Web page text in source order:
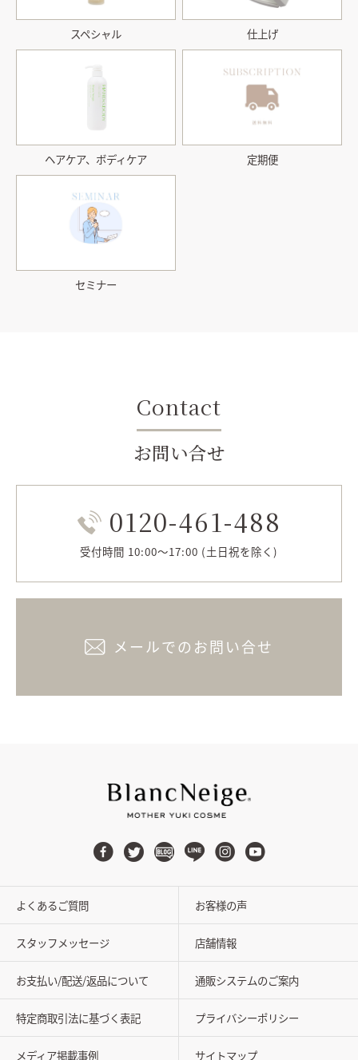
スペシャル 仕上げ
ヘアケア、ボディケア 定期便
セミナー
Contact
お問い合せ
0120-461-488
受付時間 10:00～17:00 (土日祝を除く)
メールでのお問い合せ
よくあるご質問 お客様の声
スタッフメッセージ 店舗情報
お支払い/配送/返品について 通販システムのご案内
特定商取引法に基づく表記 プライバシーポリシー
メディア掲載事例 サイトマップ